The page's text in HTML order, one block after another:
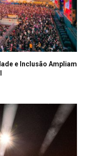
e Inclusão Ampliam